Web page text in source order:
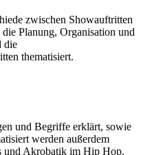
zwischen Showauftritten
Planung, Organisation und
die
thematisiert.
und Begriffe erklärt, sowie
werden außerdem
und Akrobatik im Hip Hop.